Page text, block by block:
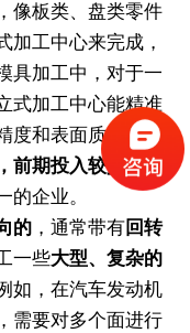
像板类、盘类零件
加工中心来完成，
具加工中，对于一
式加工中心能精准
度和表面质量。而
前期投入较少，适
企业。
的，通常带有回转
一些大型、复杂的
如，在汽车发动机
需要对多个面进行